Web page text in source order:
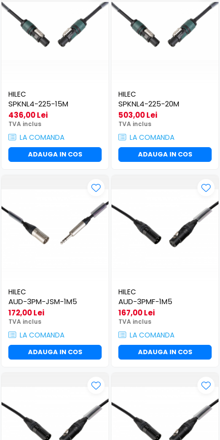
HILEC
SPKNL4-225-15M
436,00 Lei
TVA inclus
LA COMANDA
ADAUGA IN COS
HILEC
SPKNL4-225-20M
503,00 Lei
TVA inclus
LA COMANDA
ADAUGA IN COS
HILEC
AUD-3PM-JSM-1M5
172,00 Lei
TVA inclus
LA COMANDA
ADAUGA IN COS
HILEC
AUD-3PMF-1M5
167,00 Lei
TVA inclus
LA COMANDA
ADAUGA IN COS